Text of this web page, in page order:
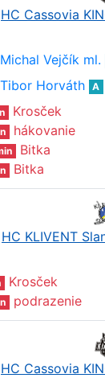
HC Cassovia
Michal Vejčík ml.
Tibor Horváth A
Krosček
hákovanie
Bitka
Bitka
HC KLIVENT
Krosček
podrazenie
HC Cassovia